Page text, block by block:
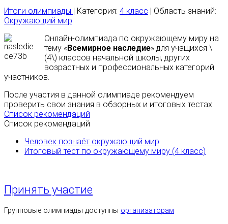
Итоги олимпиады
| Категория: 4 класс | Область знаний:
Окружающий мир
Онлайн-олимпиада по окружающему миру на
тему «Всемирное наследие» для учащихся \
(4\) классов начальной школы, других
возрастных и профессиональных категорий
участников.
После участия в данной олимпиаде рекомендуем
проверить свои знания в обзорных и итоговых тестах.
Список рекомендаций
Список рекомендаций
Человек познаёт окружающий мир
Итоговый тест по окружающему миру (4 класс)
Принять участие
Групповые олимпиады доступны организаторам